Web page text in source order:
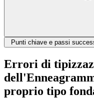
Punti chiave e passi
Errori di
proprio tipo